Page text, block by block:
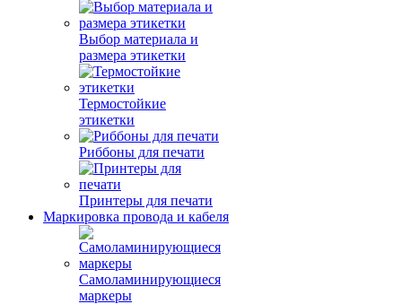
Выбор материала и
размера этикетки
Термостойкие
этикетки
Риббоны для печати
Принтеры для печати
Маркировка провода и кабеля
Самоламинирующиеся
маркеры